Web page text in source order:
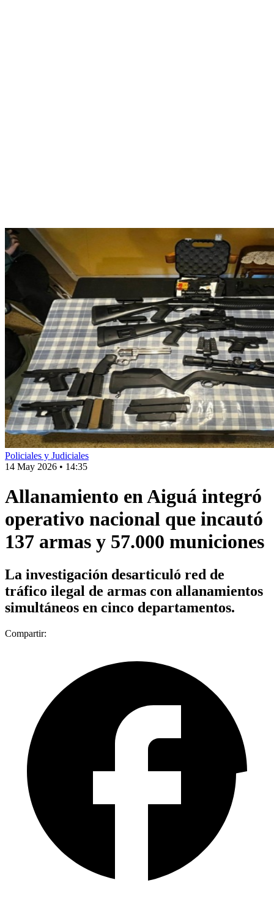
Policiales y Judiciales
14 May 2026 • 14:35
Allanamiento en Aiguá integró
operativo nacional que incautó
137 armas y 57.000 municiones
La investigación desarticuló red de
tráfico ilegal de armas con allanamientos
simultáneos en cinco departamentos.
Compartir: